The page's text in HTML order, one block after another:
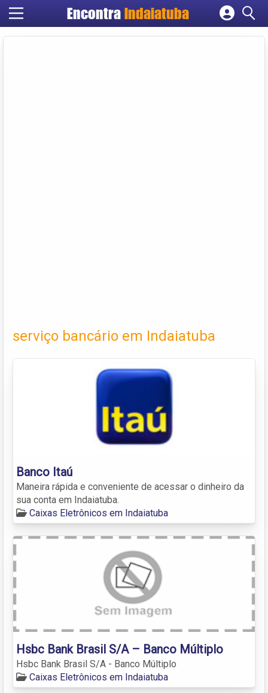
Encontra Indaiatuba
Cadastrar empresa
serviço bancário em Indaiatuba
Banco Itaú
Maneira rápida e conveniente de acessar o dinheiro da
sua conta em Indaiatuba.
Caixas Eletrônicos em Indaiatuba
Hsbc Bank Brasil S/A – Banco Múltiplo
Hsbc Bank Brasil S/A - Banco Múltiplo
Caixas Eletrônicos em Indaiatuba